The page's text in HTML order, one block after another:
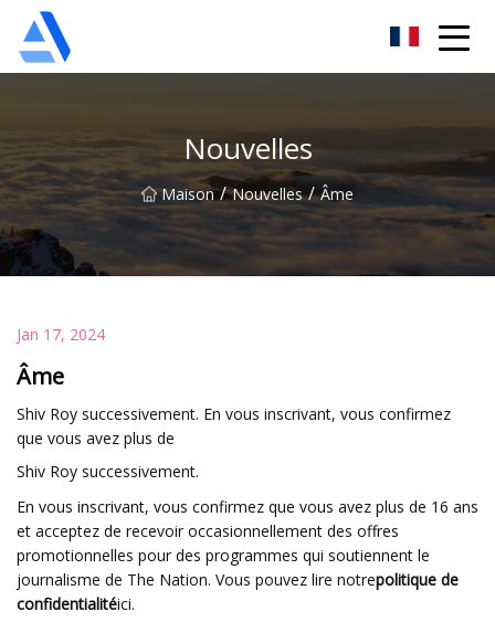
Nouvelles
Maison / Nouvelles / Âme
Jan 17, 2024
Âme
Shiv Roy successivement. En vous inscrivant, vous confirmez
que vous avez plus de
Shiv Roy successivement.
En vous inscrivant, vous confirmez que vous avez plus de 16 ans
et acceptez de recevoir occasionnellement des offres
promotionnelles pour des programmes qui soutiennent le
journalisme de The Nation. Vous pouvez lire notrepolitique de
confidentialitéici.